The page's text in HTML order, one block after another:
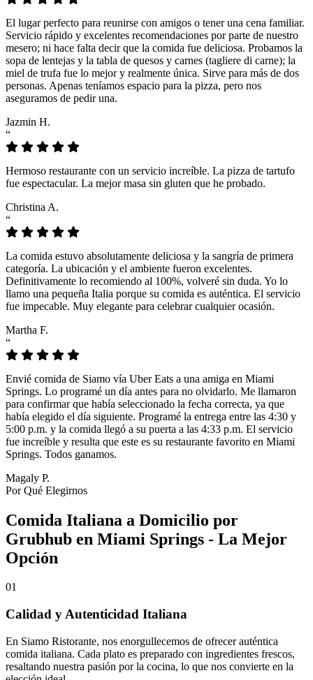
El lugar perfecto para reunirse con amigos o tener una cena familiar.
Servicio rápido y excelentes recomendaciones por parte de nuestro
mesero; ni hace falta decir que la comida fue deliciosa. Probamos la
sopa de lentejas y la tabla de quesos y carnes (tagliere di carne); la
miel de trufa fue lo mejor y realmente única. Sirve para más de dos
personas. Apenas teníamos espacio para la pizza, pero nos
aseguramos de pedir una.
Jazmin H.
“
Hermoso restaurante con un servicio increíble. La pizza de tartufo
fue espectacular. La mejor masa sin gluten que he probado.
Christina A.
“
La comida estuvo absolutamente deliciosa y la sangría de primera
categoría. La ubicación y el ambiente fueron excelentes.
Definitivamente lo recomiendo al 100%, volveré sin duda. Yo lo
llamo una pequeña Italia porque su comida es auténtica. El servicio
fue impecable. Muy elegante para celebrar cualquier ocasión.
Martha F.
“
Envié comida de Siamo vía Uber Eats a una amiga en Miami
Springs. Lo programé un día antes para no olvidarlo. Me llamaron
para confirmar que había seleccionado la fecha correcta, ya que
había elegido el día siguiente. Programé la entrega entre las 4:30 y
5:00 p.m. y la comida llegó a su puerta a las 4:33 p.m. El servicio
fue increíble y resulta que este es su restaurante favorito en Miami
Springs. Todos ganamos.
Magaly P.
Por Qué Elegirnos
Comida Italiana a Domicilio por
Grubhub en Miami Springs - La Mejor
Opción
01
Calidad y Autenticidad Italiana
En Siamo Ristorante, nos enorgullecemos de ofrecer auténtica
comida italiana. Cada plato es preparado con ingredientes frescos,
resaltando nuestra pasión por la cocina, lo que nos convierte en la